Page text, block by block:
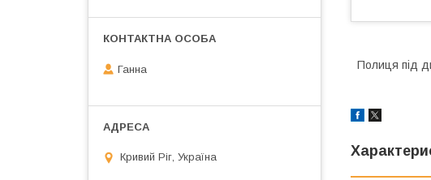
Полиця під
Ганна
Кривий Ріг, Україна